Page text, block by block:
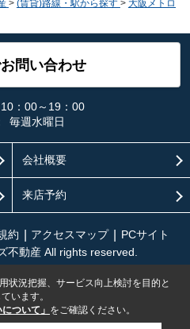
> (賃貸)路線・駅から探す > 大阪メトロ
問い合わせ
10：00～19：00
毎週水曜日
会社概要
来店予約
約 アクセスマップ
PCサイト
不動産 All rights reserved.
状況把握、サービス向上検討を目的と
います。
ついて」 をご確認ください。